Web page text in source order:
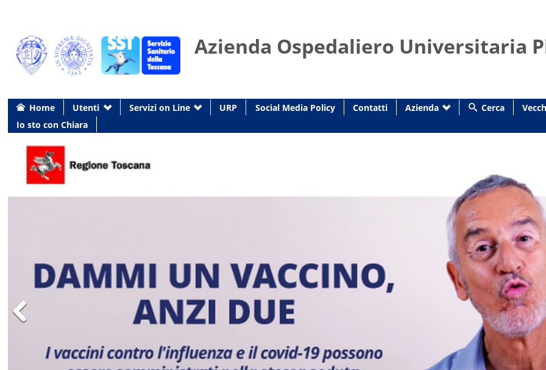
Azienda Ospedaliero Universitaria
Home Utenti Servizi on Line URP Social Media Policy Contatti Azienda Cerca
Io sto con Chiara